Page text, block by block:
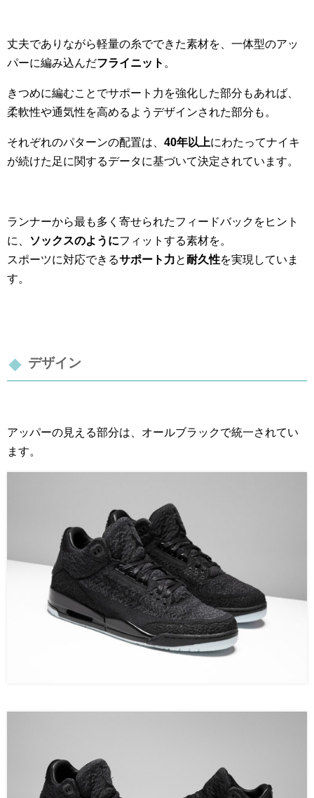
丈夫でありながら軽量の糸でできた素材を、 一体型のアッ
パーに編み込んだフライニット
きつめに編むことでサポート力を強化した部分もあれば、
柔軟性や通気性を高めるようデザインされた部分も。
それぞれのパターンの配置は、 40年以上にわたってナイキ
が続けた足に関するデータに基づいて決定されています。
ランナーから最も多く寄せられたフィードバックをヒント
に、
ソックスのようにフィットする素材を。
スポーツに対応できるサポート力 と耐久性を実現していま
す。
デザイン
アッパーの見える部分は、オールブラックで統一されてい
ます。